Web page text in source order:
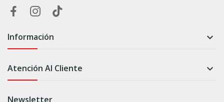
Información 
Atención Al Cliente 
Newsletter